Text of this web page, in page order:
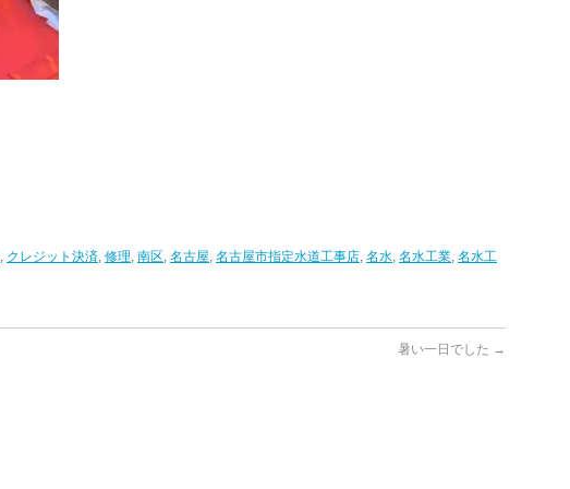
, クレジット決済, 修理, 南区, 名古屋, 名古屋市指定水道工事店, 名水, 名水工業, 名水工
暑い一日でした →